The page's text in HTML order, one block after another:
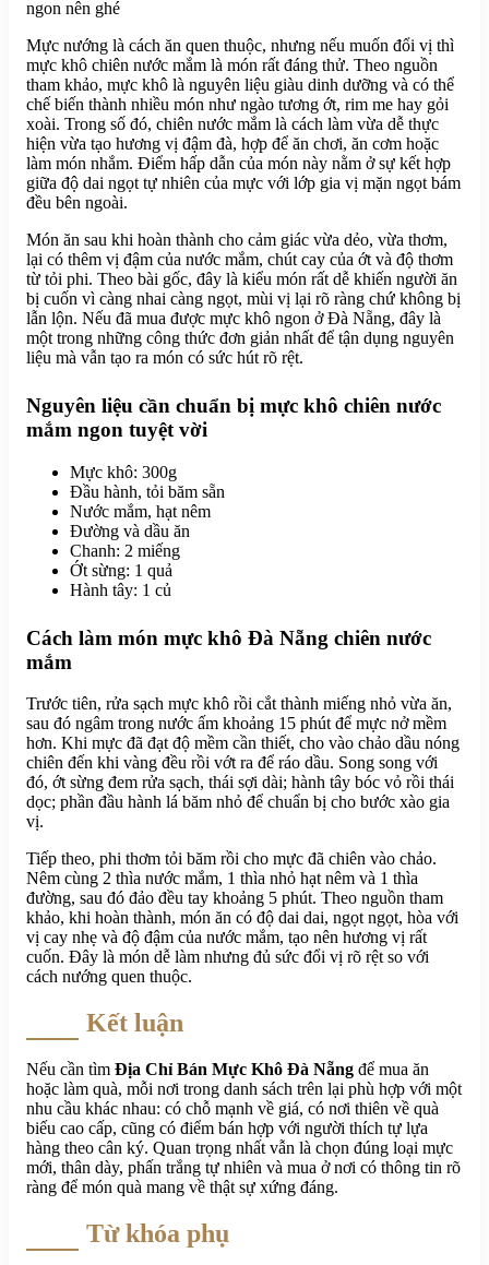
Mực nướng là cách ăn quen thuộc, nhưng nếu muốn đổi vị thì
mực khô chiên nước mắm là món rất đáng thử. Theo nguồn
tham khảo, mực khô là nguyên liệu giàu dinh dưỡng và có thể
chế biến thành nhiều món như ngào tương ớt, rim me hay gỏi
xoài. Trong số đó, chiên nước mắm là cách làm vừa dễ thực
hiện vừa tạo hương vị đậm đà, hợp để ăn chơi, ăn cơm hoặc
làm món nhắm. Điểm hấp dẫn của món này nằm ở sự kết hợp
giữa độ dai ngọt tự nhiên của mực với lớp gia vị mặn ngọt bám
đều bên ngoài.
Món ăn sau khi hoàn thành cho cảm giác vừa dẻo, vừa thơm,
lại có thêm vị đậm của nước mắm, chút cay của ớt và độ thơm
từ tỏi phi. Theo bài gốc, đây là kiểu món rất dễ khiến người ăn
bị cuốn vì càng nhai càng ngọt, mùi vị lại rõ ràng chứ không bị
lẫn lộn. Nếu đã mua được mực khô ngon ở Đà Nẵng, đây là
một trong những công thức đơn giản nhất để tận dụng nguyên
liệu mà vẫn tạo ra món có sức hút rõ rệt.
Nguyên liệu cần chuẩn bị mực khô chiên nước
mắm ngon tuyệt vời
Mực khô: 300g
Đầu hành, tỏi băm sẵn
Nước mắm, hạt nêm
Đường và dầu ăn
Chanh: 2 miếng
Ớt sừng: 1 quả
Hành tây: 1 củ
Cách làm món mực khô Đà Nẵng chiên nước
mắm
Trước tiên, rửa sạch mực khô rồi cắt thành miếng nhỏ vừa ăn,
sau đó ngâm trong nước ấm khoảng 15 phút để mực nở mềm
hơn. Khi mực đã đạt độ mềm cần thiết, cho vào chảo dầu nóng
chiên đến khi vàng đều rồi vớt ra để ráo dầu. Song song với
đó, ớt sừng đem rửa sạch, thái sợi dài; hành tây bóc vỏ rồi thái
dọc; phần đầu hành lá băm nhỏ để chuẩn bị cho bước xào gia
vị.
Tiếp theo, phi thơm tỏi băm rồi cho mực đã chiên vào chảo.
Nêm cùng 2 thìa nước mắm, 1 thìa nhỏ hạt nêm và 1 thìa
đường, sau đó đảo đều tay khoảng 5 phút. Theo nguồn tham
khảo, khi hoàn thành, món ăn có độ dai dai, ngọt ngọt, hòa với
vị cay nhẹ và độ đậm của nước mắm, tạo nên hương vị rất
cuốn. Đây là món dễ làm nhưng đủ sức đổi vị rõ rệt so với
cách nướng quen thuộc.
Kết luận
Nếu cần tìm Địa Chỉ Bán Mực Khô Đà Nẵng để mua ăn
hoặc làm quà, mỗi nơi trong danh sách trên lại phù hợp với một
nhu cầu khác nhau: có chỗ mạnh về giá, có nơi thiên về quà
biếu cao cấp, cũng có điểm bán hợp với người thích tự lựa
hàng theo cân ký. Quan trọng nhất vẫn là chọn đúng loại mực
mới, thân dày, phấn trắng tự nhiên và mua ở nơi có thông tin rõ
ràng để món quà mang về thật sự xứng đáng.
Từ khóa phụ